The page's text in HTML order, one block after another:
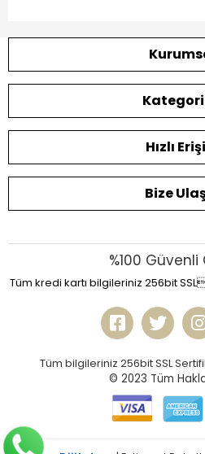
Hızlı
Bize
%100
Tüm kredi kartı bilgileriniz 256bit
Tüm bilgileriniz 256bit SSL
© 2023 Tüm